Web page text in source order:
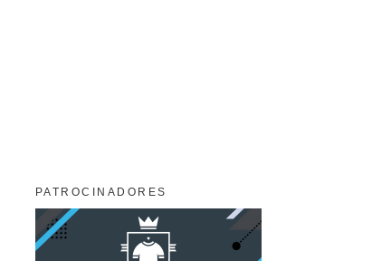
PATROCINADORES